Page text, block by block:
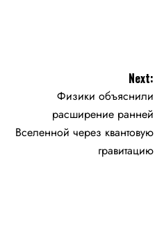
Next:
Физики объяснили
расширение ранней
Вселенной через квантовую
гравитацию